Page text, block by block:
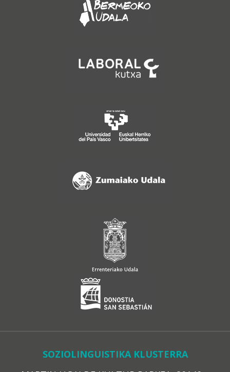
SOZIOLINGUISTIKA KLUSTERRA